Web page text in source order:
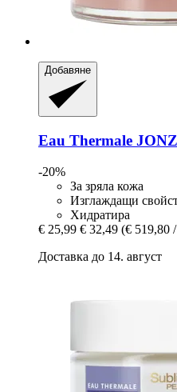
Добавяне
Eau Thermale
-20%
За зряла кожа
Изглаждащи
Хидратира
€ 25,99 € 32,49 (€ 519,80
Доставка до 14. август